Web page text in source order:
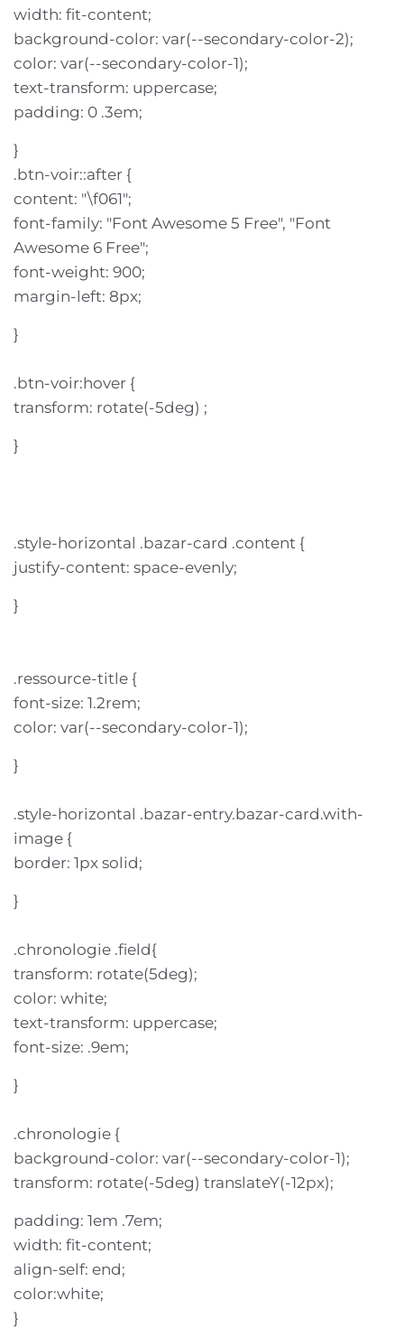
width: fit-content;
background-color: var(--secondary-color-2);
color: var(--secondary-color-1);
text-transform: uppercase;
padding: 0 .3em;
}
.btn-voir::after {
content: "\f061";
font-family: "Font Awesome 5 Free", "Font
Awesome 6 Free";
font-weight: 900;
margin-left: 8px;
}
.btn-voir:hover {
transform: rotate(-5deg) ;
}
.style-horizontal .bazar-card .content {
justify-content: space-evenly;
}
.ressource-title {
font-size: 1.2rem;
color: var(--secondary-color-1);
}
.style-horizontal .bazar-entry.bazar-card.with-
image {
border: 1px solid;
}
.chronologie .field{
transform: rotate(5deg);
color: white;
text-transform: uppercase;
font-size: .9em;
}
.chronologie {
background-color: var(--secondary-color-1);
transform: rotate(-5deg) translateY(-12px);
padding: 1em .7em;
width: fit-content;
align-self: end;
color:white;
}